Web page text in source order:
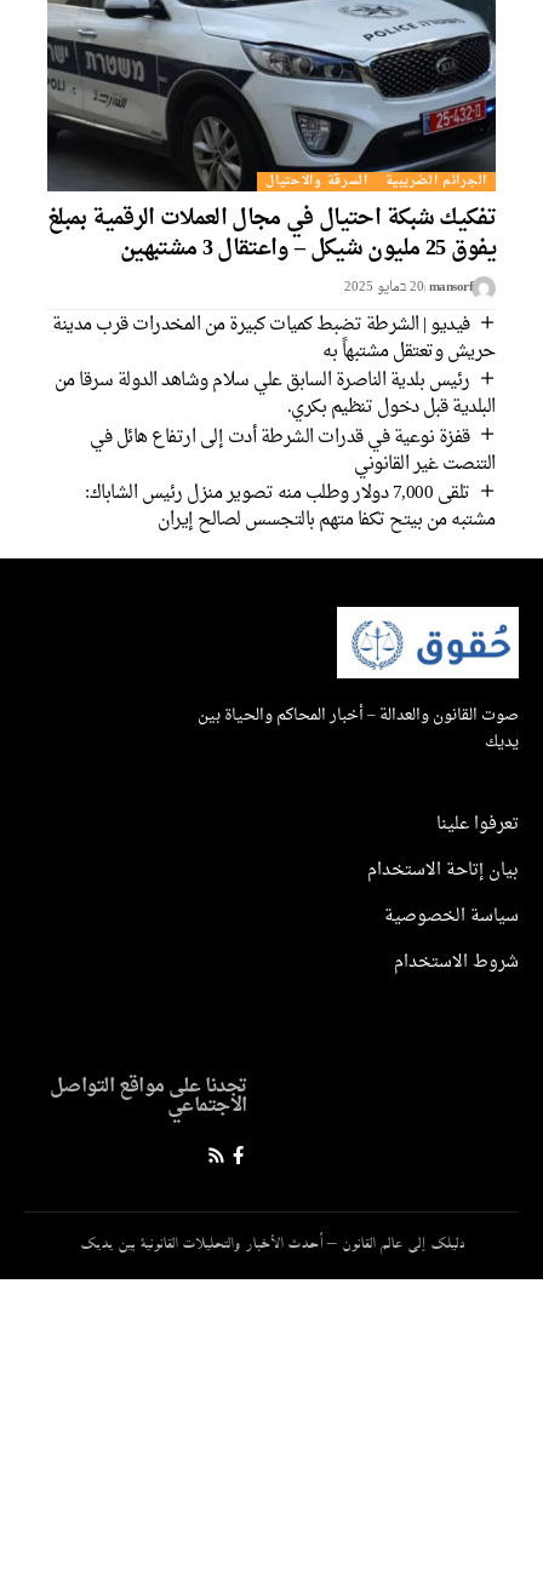
الجرائم الضريبية السرقة والاحتيال
تفكيك شبكة احتيال في مجال العملات الرقمية بمبلغ
يفوق 25 مليون شيكل – واعتقال 3 مشتبهين
mansorf 20 בمايو 2025
فيديو | الشرطة تضبط كميات كبيرة من المخدرات قرب مدينة
حريش وتعتقل مشتبهاً به
رئيس بلدية الناصرة السابق علي سلام وشاهد الدولة سرقا من
البلدية قبل دخول تنظيم بكري.
قفزة نوعية في قدرات الشرطة أدت إلى ارتفاع هائل في
التنصت غير القانوني
تلقى 7,000 دولار وطلب منه تصوير منزل رئيس الشاباك:
مشتبه من بيتح تكفا متهم بالتجسس لصالح إيران
والعدالة – أخبار المحاكم والحياة بين
علينا
إتاحة الاستخدام
الخصوصية
الاستخدام
تجدنا على مواقع التواصل
الاجتماعي
دليلك إلى عالم القانون – أحدث الأخبار والتحليلات القانونية بين يديك